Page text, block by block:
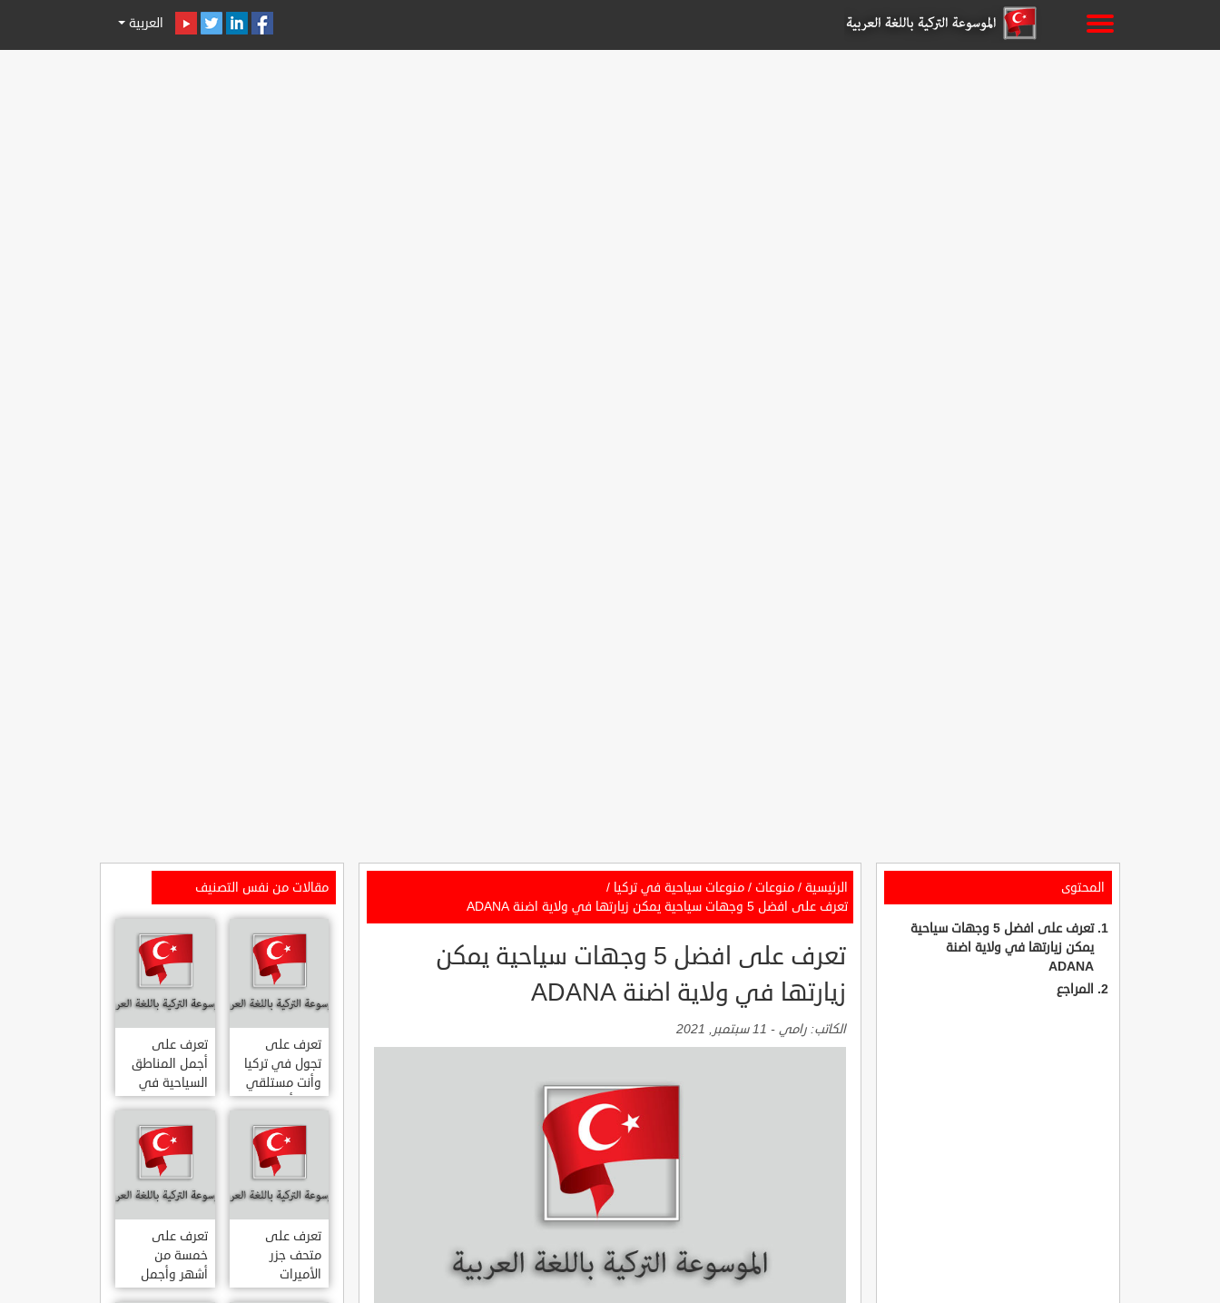
العربية
المحتوى
تعرف على افضل 5 وجهات سياحية
يمكن زيارتها في ولاية اضنة
ADANA
المراجع
الرئيسية / منوعات / منوعات سياحية في تركيا /
تعرف على افضل 5 وجهات سياحية يمكن زيارتها في ولاية اضنة ADANA
تعرف على افضل 5 وجهات سياحية يمكن
زيارتها في ولاية اضنة ADANA
الكاتب: رامي - 11 سبتمبر, 2021
مقالات من نفس التصنيف
تعرف على
تجول في تركيا
وأنت مستلقي
على أريكتك
..السياحة
الافتراضية.
تعرف على
أجمل المناطق
السياحية في
اسطنبول
المشهورة في
تعرف على
متحف جزر
الأميرات
ADALAR
تعرف على
خمسة من
أشهر وأجمل
قصور اسطنبول